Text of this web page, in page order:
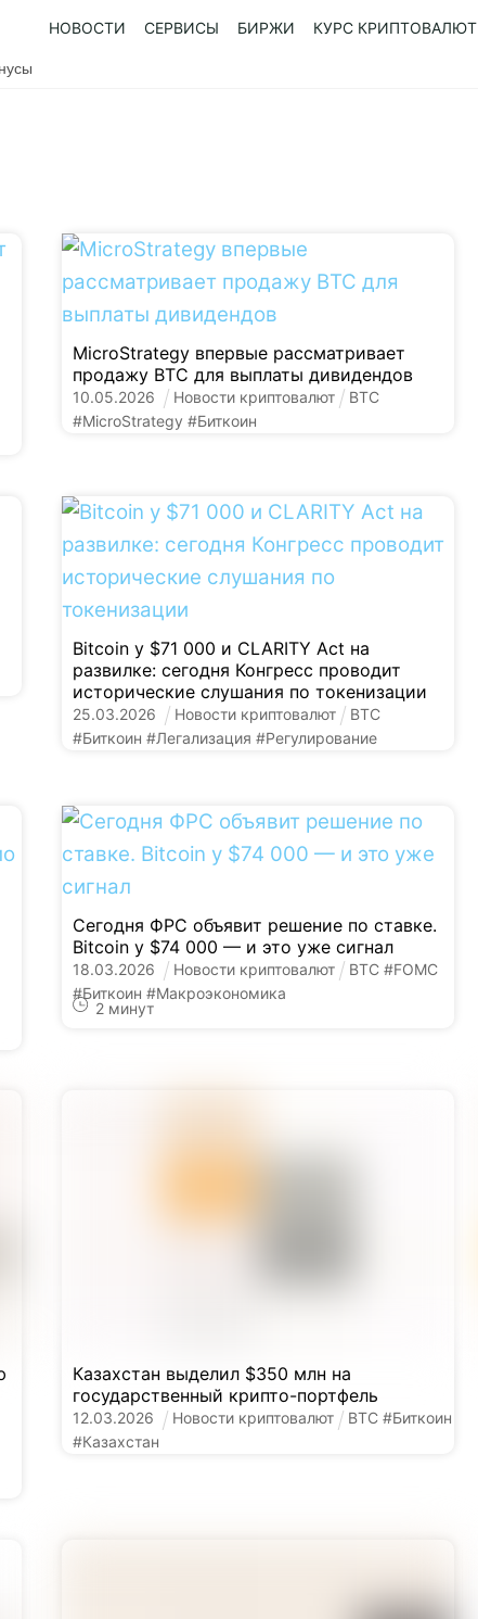
НОВОСТИ СЕРВИСЫ БИРЖИ КУРС КРИПТОВАЛЮТ
MicroStrategy впервые рассматривает
продажу BTC для выплаты дивидендов
10.05.2026 Новости криптовалют
BTC
#MicroStrategy #Биткоин
Bitcoin у $71 000 и CLARITY Act на
развилке: сегодня Конгресс проводит
исторические слушания по токенизации
25.03.2026 Новости криптовалют
BTC
#Биткоин #Легализация #Регулирование
Сегодня ФРС объявит решение по ставке.
Bitcoin у $74 000 — и это уже сигнал
18.03.2026 Новости криптовалют BTC #FOMC
#Биткоин #Макроэкономика
2 минут
Казахстан выделил $350 млн на
государственный крипто-портфель
12.03.2026 Новости криптовалют BTC #Биткоин
#Казахстан